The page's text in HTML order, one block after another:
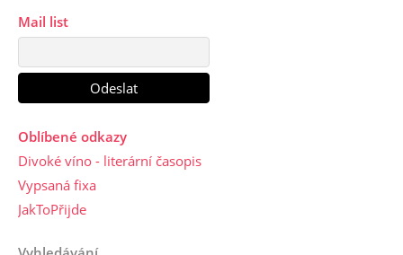
Mail list
Oblíbené odkazy
Divoké víno - literární časopis
Vypsaná fixa
JakToPřijde